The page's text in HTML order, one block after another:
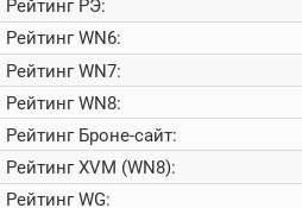
Онлайн
Цветовая
шкала
Теlegram
ВК
РейтингРЭ:
РейтингWN6:
РейтингWN7:
РейтингWN8:
РейтингБроне-сайт:
РейтингXVM (WN8):
РейтингWG: